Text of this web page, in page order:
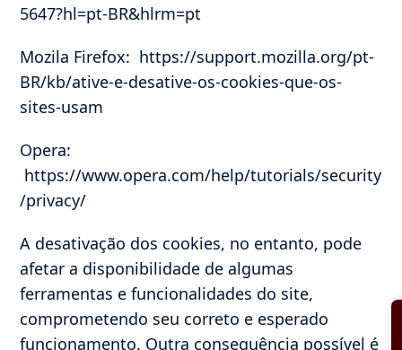
5647?hl=pt-BR&hlrm=pt
Mozila Firefox: https://support.mozilla.org/pt-
BR/kb/ative-e-desative-os-cookies-que-os-
sites-usam
Opera:
https://www.opera.com/help/tutorials/security
/privacy/
A desativação dos cookies, no entanto, pode
afetar a disponibilidade de algumas
ferramentas e funcionalidades do site,
comprometendo seu correto e esperado
funcionamento. Outra consequência possível é